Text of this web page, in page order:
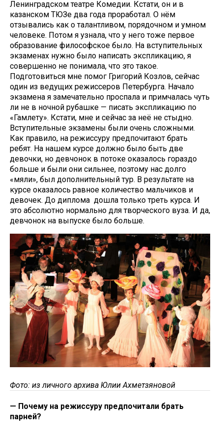
Ленинградском театре Комедии. Кстати, он и в
казанском ТЮЗе два года проработал. О нём
отзывались как о талантливом, порядочном и умном
человеке. Потом я узнала, что у него тоже первое
образование философское было. На вступительных
экзаменах нужно было написать экспликацию, я
совершенно не понимала, что это такое.
Подготовиться мне помог Григорий Козлов, сейчас
один из ведущих режиссеров Петербурга. Начало
экзамена я замечательно проспала и примчалась чуть
ли не в ночной рубашке — писать экспликацию по
«Гамлету». Кстати, мне и сейчас за неё не стыдно.
Вступительные экзамены были очень сложными.
Как правило, на режиссуру предпочитают брать
ребят. На нашем курсе должно было быть две
девочки, но девчонок в потоке оказалось гораздо
больше и были они сильнее, поэтому нас долго
«мяли», был дополнительный тур. В результате на
курсе оказалось равное количество мальчиков и
девочек. До диплома дошла только треть курса. И
это абсолютно нормально для творческого вуза. И да,
девчонок на выпуске было больше.
Фото: из личного архива Юлии Ахметзяновой
— Почему на режиссуру предпочитали брать
парней?